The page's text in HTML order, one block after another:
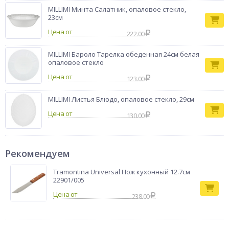
MILLIMI Минта Салатник, опаловое стекло,
23см
Цена от
222.00
MILLIMI Бароло Тарелка обеденная 24см белая
опаловое стекло
Цена от
123.00
MILLIMI Листья Блюдо, опаловое стекло, 29см
Цена от
130.00
Рекомендуем
Tramontina Universal Нож кухонный 12.7см
22901/005
238.00